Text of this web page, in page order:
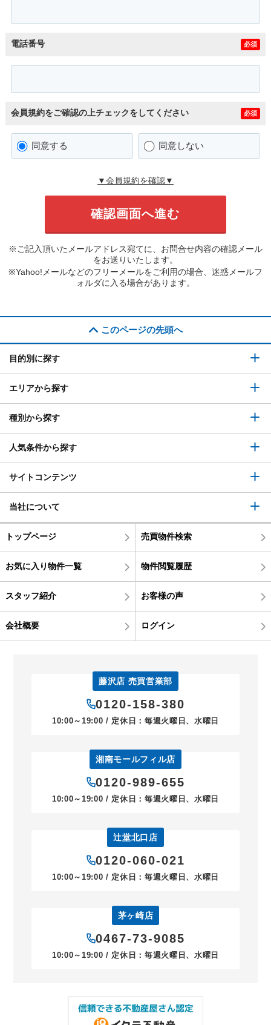
電話番号 必須
会員規約をご確認の上チェックをしてください 必須
同意する 同意しない
▼会員規約を確認▼
※ご記入頂いたメールアドレス宛てに、お問合せ内容の確認メール
をお送りいたします。
※Yahoo!メールなどのフリーメールをご利用の場合、迷惑メールフ
ォルダに入る場合があります。
このページの先頭へ
目的別に探す
エリアから探す
種別から探す
人気条件から探す
サイトコンテンツ
当社について
トップページ 売買物件検索
お気に入り物件一覧 物件閲覧履歴
スタッフ紹介 お客様の声
会社概要 ログイン
藤沢店 売買営業部
0120-158-380
10:00～19:00 / 定休日：毎週火曜日、水曜日
湘南モールフィル店
0120-989-655
10:00～19:00 / 定休日：毎週火曜日、水曜日
辻堂北口店
0120-060-021
10:00～19:00 / 定休日：毎週火曜日、水曜日
茅ヶ崎店
0467-73-9085
10:00～19:00 / 定休日：毎週火曜日、水曜日